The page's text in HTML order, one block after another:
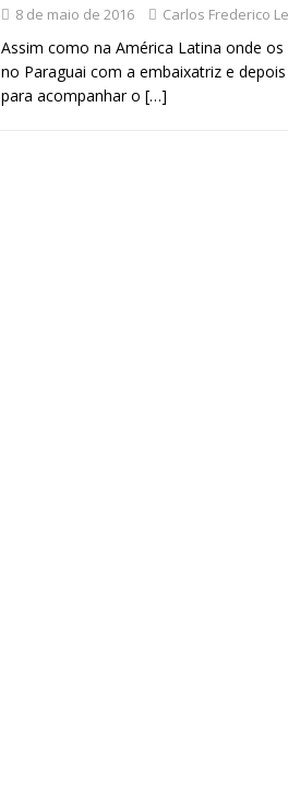
8 de maio de 2016 Carlos Frederico
Assim como na América Latina onde
no Paraguai com a embaixatriz e
para acompanhar o […]